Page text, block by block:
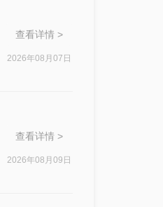
查看详情 >
2026年08月07日
查看详情 >
2026年08月09日